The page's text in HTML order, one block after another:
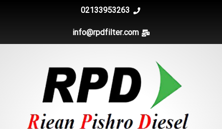
02133953263
info@rpdfilter.com